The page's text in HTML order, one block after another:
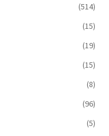
(514)
(15)
(19)
(15)
(8)
(96)
(5)